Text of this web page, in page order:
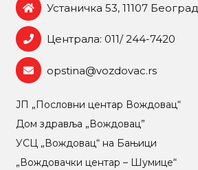
Устаничка 53, 11107 Београд
Централа: 011/ 244-7420
opstina@vozdovac.rs
ЈП „Пословни центар Вождовац“
Дом здравља „Вождовац”
УСЦ „Вождовац“ на Бањици
„Вождовачки центар – Шумице“